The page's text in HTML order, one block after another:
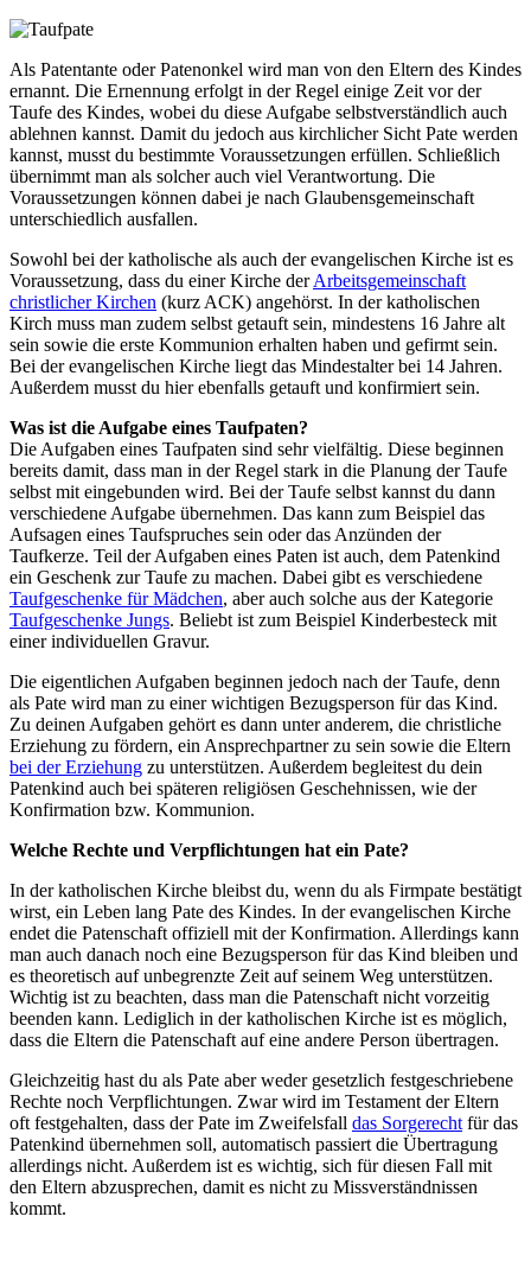
Als Patentante oder Patenonkel wird man von den Eltern des Kindes
ernannt. Die Ernennung erfolgt in der Regel einige Zeit vor der
Taufe des Kindes, wobei du diese Aufgabe selbstverständlich auch
ablehnen kannst. Damit du jedoch aus kirchlicher Sicht Pate werden
kannst, musst du bestimmte Voraussetzungen erfüllen. Schließlich
übernimmt man als solcher auch viel Verantwortung. Die
Voraussetzungen können dabei je nach Glaubensgemeinschaft
unterschiedlich ausfallen.
Sowohl bei der katholische als auch der evangelischen Kirche ist es
Voraussetzung, dass du einer Kirche derArbeitsgemeinschaft
christlicher Kirchen (kurz ACK) angehörst. In der katholischen
Kirch muss man zudem selbst getauft sein, mindestens 16 Jahre alt
sein sowie die erste Kommunion erhalten haben und gefirmt sein.
Bei der evangelischen Kirche liegt das Mindestalter bei 14 Jahren.
Außerdem musst du hier ebenfalls getauft und konfirmiert sein.
Was ist die Aufgabe eines Taufpaten?
Die Aufgaben eines Taufpaten sind sehr vielfältig. Diese beginnen
bereits damit, dass man in der Regel stark in die Planung der Taufe
selbst mit eingebunden wird. Bei der Taufe selbst kannst du dann
verschiedene Aufgabe übernehmen. Das kann zum Beispiel das
Aufsagen eines Taufspruches sein oder das Anzünden der
Taufkerze. Teil der Aufgaben eines Paten ist auch, dem Patenkind
ein Geschenk zur Taufe zu machen. Dabei gibt es verschiedene
Taufgeschenke für Mädchen, aber auch solche aus der Kategorie
Taufgeschenke Jungs. Beliebt ist zum Beispiel Kinderbesteck mit
einer individuellen Gravur.
Die eigentlichen Aufgaben beginnen jedoch nach der Taufe, denn
als Pate wird man zu einer wichtigen Bezugsperson für das Kind.
Zu deinen Aufgaben gehört es dann unter anderem, die christliche
Erziehung zu fördern, ein Ansprechpartner zu sein sowie die Eltern
bei der Erziehung zu unterstützen. Außerdem begleitest du dein
Patenkind auch bei späteren religiösen Geschehnissen, wie der
Konfirmation bzw. Kommunion.
Welche Rechte und Verpflichtungen hat ein Pate?
In der katholischen Kirche bleibst du, wenn du als Firmpate bestätigt
wirst, ein Leben lang Pate des Kindes. In der evangelischen Kirche
endet die Patenschaft offiziell mit der Konfirmation. Allerdings kann
man auch danach noch eine Bezugsperson für das Kind bleiben und
es theoretisch auf unbegrenzte Zeit auf seinem Weg unterstützen.
Wichtig ist zu beachten, dass man die Patenschaft nicht vorzeitig
beenden kann. Lediglich in der katholischen Kirche ist es möglich,
dass die Eltern die Patenschaft auf eine andere Person übertragen.
Gleichzeitig hast du als Pate aber weder gesetzlich festgeschriebene
Rechte noch Verpflichtungen. Zwar wird im Testament der Eltern
oft festgehalten, dass der Pate im Zweifelsfall das Sorgerecht für das
Patenkind übernehmen soll, automatisch passiert die Übertragung
allerdings nicht. Außerdem ist es wichtig, sich für diesen Fall mit
den Eltern abzusprechen, damit es nicht zu Missverständnissen
kommt.